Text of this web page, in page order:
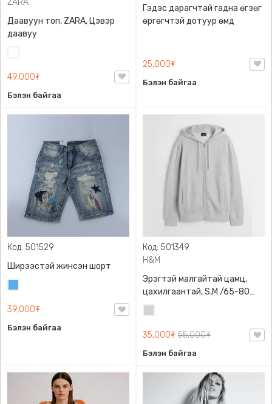
Даавуун топ, ZARA, Цэвэр
даавуу
49,000₮
Бэлэн байгаа
Гэдэс дарагчтай гадна өгзөг
өргөгчтэй дотуур өмд
25,000₮
Бэлэн байгаа
Код: 501529
Ширээстэй жинсэн шорт
39,000₮
Бэлэн байгаа
Код: 501349
H&M
Эрэгтэй малгайтай цамц,
цахилгаантай, S,M /65-80
кг/, H&M, 0852614006,
Даавуу
35,000₮ 55,000₮
Бэлэн байгаа